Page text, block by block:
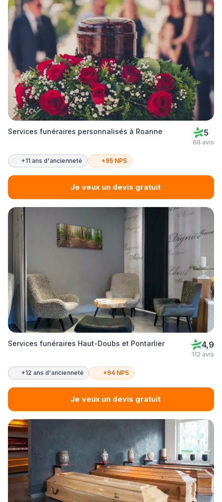
Services funéraires personnalisés à Roanne 5
68 avis
+11 ans d'ancienneté +95 NPS
Je veux un devis gratuit
Services funéraires Haut-Doubs et Pontarlier 4,9
112 avis
+12 ans d'ancienneté +94 NPS
Je veux un devis gratuit